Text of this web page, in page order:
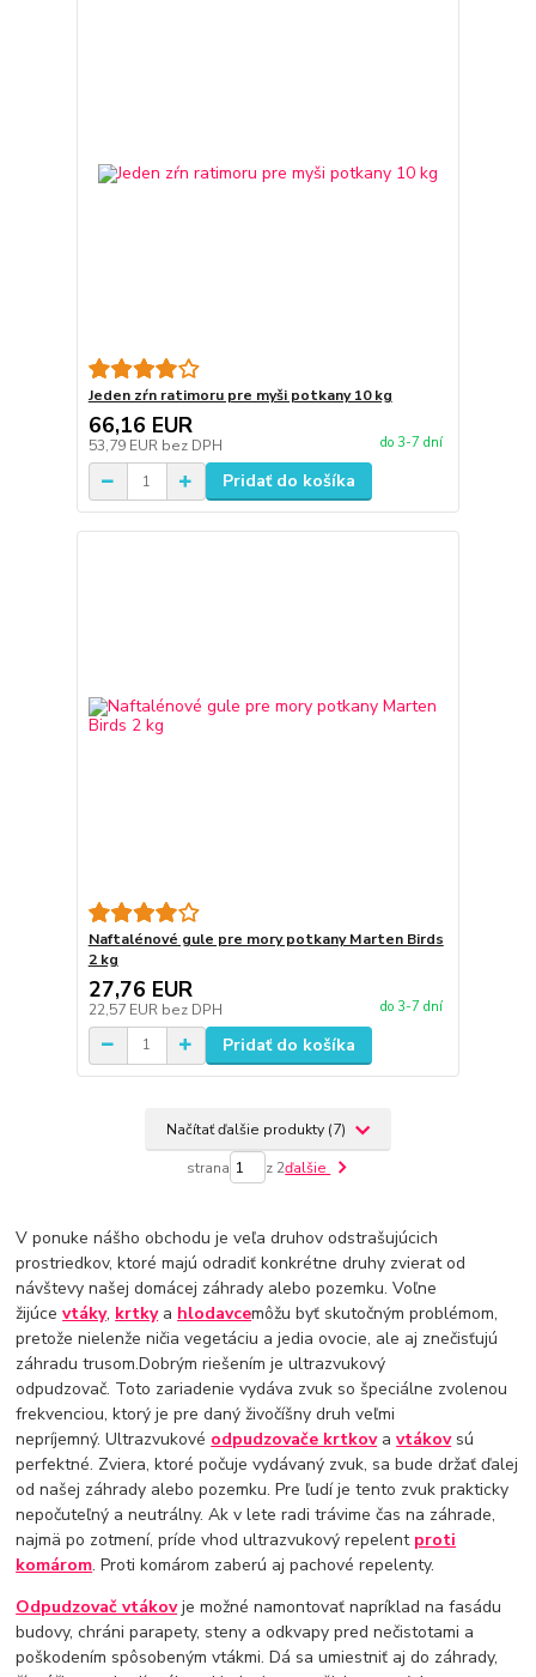
Jeden zŕn ratimoru pre myši potkany 10 kg
66,16 EUR
53,79 EUR bez DPH do 3-7 dní
Pridať do košíka
Naftalénové gule pre mory potkany Marten Birds
2 kg
27,76 EUR
22,57 EUR bez DPH do 3-7 dní
Pridať do košíka
Načítať ďalšie produkty (7)
strana z 2ďalšie
V ponuke nášho obchodu je veľa druhov odstrašujúcich
prostriedkov, ktoré majú odradiť konkrétne druhy zvierat od
návštevy našej domácej záhrady alebo pozemku. Voľne
žijúcevtáky, krtkya hlodavcemôžu byť skutočným problémom,
pretože nielenže ničia vegetáciu a jedia ovocie, ale aj znečisťujú
záhradu trusom.Dobrým riešením je ultrazvukový
odpudzovač. Toto zariadenie vydáva zvuk so špeciálne zvolenou
frekvenciou, ktorý je pre daný živočíšny druh veľmi
nepríjemný. Ultrazvukové odpudzovače krtkovavtákovsú
perfektné. Zviera, ktoré počuje vydávaný zvuk, sa bude držať ďalej
od našej záhrady alebo pozemku. Pre ľudí je tento zvuk prakticky
nepočuteľný a neutrálny. Ak v lete radi trávime čas na záhrade,
najmä po zotmení, príde vhod ultrazvukový repelent proti
komárom. Proti komárom zaberú aj pachové repelenty.
Odpudzovač vtákovje možné namontovať napríklad na fasádu
budovy, chráni parapety, steny a odkvapy pred nečistotami a
poškodením spôsobeným vtákmi. Dá sa umiestniť aj do záhrady,